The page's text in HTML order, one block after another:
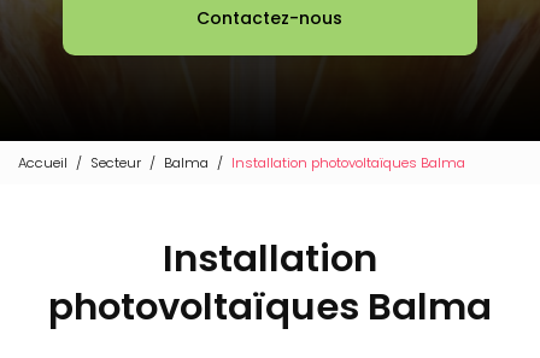
Contactez-nous
Accueil Secteur Balma Installation photovoltaïques Balma
Installation
photovoltaïques Balma